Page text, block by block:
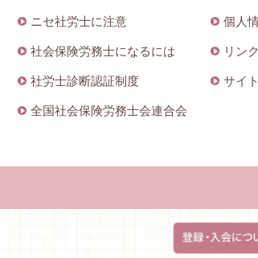
ニセ社労士に注意
社会保険労務士になるには
社労士診断認証制度
全国社会保険労務士会連合会
個人
リンク
サイ